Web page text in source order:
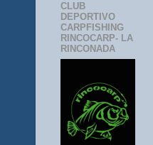
CLUB
DEPORTIVO
CARPFISHING
RINCOCARP- LA
RINCONADA